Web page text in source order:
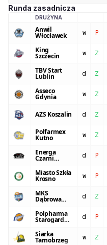
Runda zasadnicza
LOGO DRUŻYNY
DRUŻYNA
Anwil
Włocławek w P
King
Szczecin w Z
TBV Start
Lublin d Z
Asseco
Gdynia w Z
AZS Koszalin d Z
Polfarmex
Kutno w Z
Energa
Czarni d P
Miasto Szkła
Krosno w P
MKS
Dąbrowa
Górnicza
d Z
Polpharma
Starogard
Gdański
d P
Siarka
Tarnobrzeg w Z